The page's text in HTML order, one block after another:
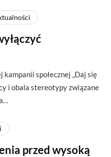
społecznej „Daj się
i obala stereotypy związane
przed wysoką